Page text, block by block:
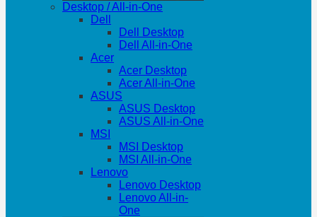
Desktop / All-in-One
Dell
Dell Desktop
Dell All-in-One
Acer
Acer Desktop
Acer All-in-One
ASUS
ASUS Desktop
ASUS All-in-One
MSI
MSI Desktop
MSI All-in-One
Lenovo
Lenovo Desktop
Lenovo All-in-
One